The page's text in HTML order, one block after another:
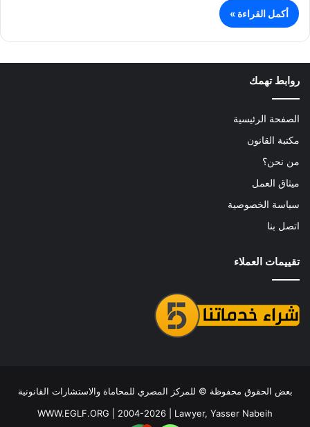
أكمل القراءة »
روابط تهمك
الصفحة الرئيسية
مكتبة القانون
من نحن؟
ميثاق العمل
سياسة الخصوصية
اتصل بنا
تقييمات العملاء
بعض الحقوق محفوظة © للمركز المصري للمحاماة والاستشارات القانونية
WWW.EGLF.ORG | 2004-2026 | Lawyer, Yasser Nabeih